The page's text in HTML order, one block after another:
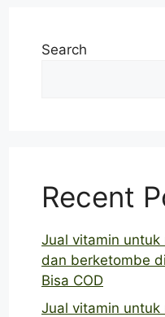
Search
Recent
Jual vitamin
dan berketombe
Bisa COD
Jual vitamin